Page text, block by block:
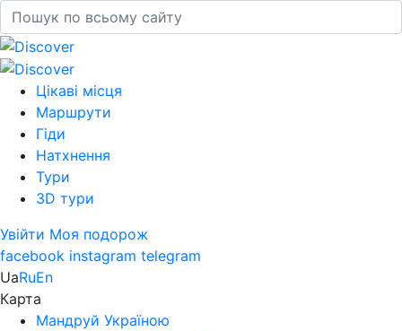
Цікаві місця
Маршрути
Гіди
Натхнення
Тури
3D тури
Увійти Моя подорож
facebook instagram telegram
UaRuEn
Карта
Мандруй Україною